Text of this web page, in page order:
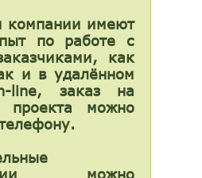
компании имеют
по работе с
как
и в удалённом
line, заказ на
проекта можно
можно